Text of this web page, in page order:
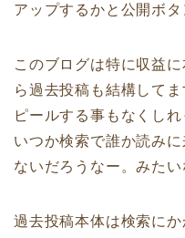
アップするかと公開ボ
このブログは特に収益
ら過去投稿も結構して
ピールする事もなくし
いつか検索で誰か読み
ないだろうなー。みたい
過去投稿本体は検索に